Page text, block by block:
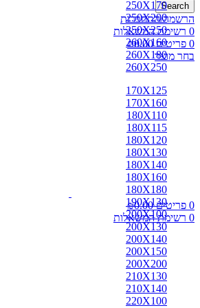
Search
הרשמה/התחברות
0 רשימת המשאלות
0 פריטים ₪0.00
בחר מוצר
0 פריטים ₪0.00
0 רשימת המשאלות
250X170
250X200
250X250
260X160
260X180
260X250
170X125
170X160
180X110
180X115
180X120
180X130
180X140
180X160
180X180
190X130
200X100
200X130
200X140
200X150
200X200
210X130
210X140
220X100